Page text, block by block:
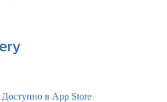
Доступно в App Store